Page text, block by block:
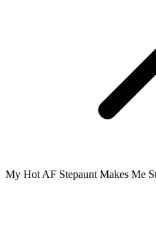
My Hot AF Stepaunt Makes Me